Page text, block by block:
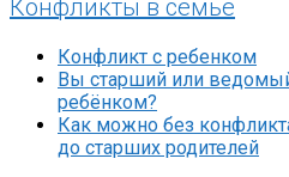
Конфликты в семье
Конфликт с ребенком
Вы старший или
ребёнком?
Как можно без
до старших родителей